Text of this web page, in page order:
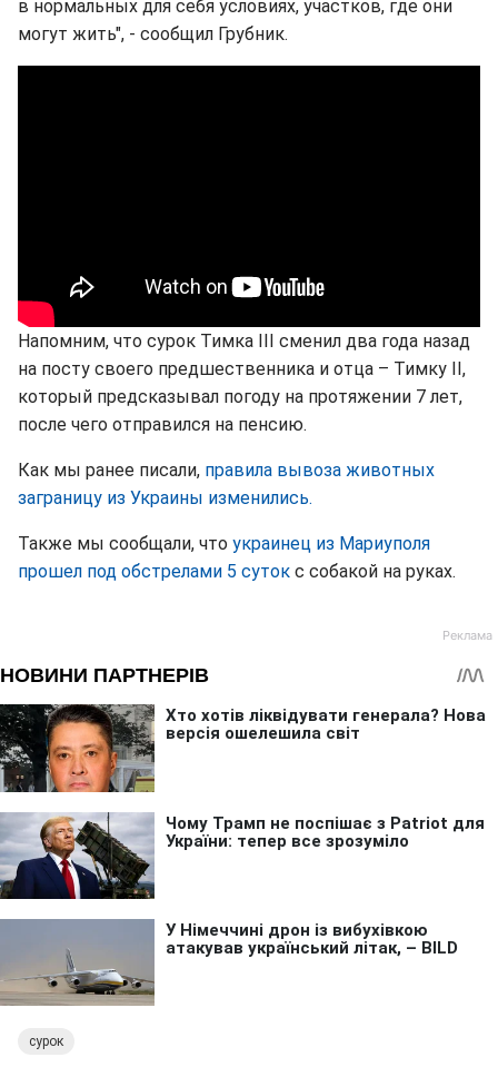
в нормальных для себя условиях, участков, где они
могут жить", - сообщил Грубник.
Напомним, что сурок Тимка III сменил два года назад
на посту своего предшественника и отца – Тимку II,
который предсказывал погоду на протяжении 7 лет,
после чего отправился на пенсию.
Как мы ранее писали, правила вывоза животных
заграницу из Украины изменились.
Также мы сообщали, что украинец из Мариуполя
прошел под обстрелами 5 суток с собакой на руках.
сурок